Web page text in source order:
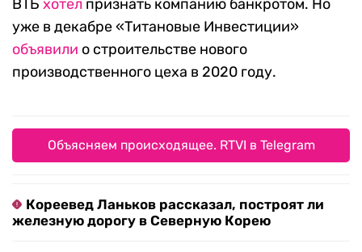
ВТБ хотел признать компанию банкротом. Но
уже в декабре «Титановые Инвестиции»
объявили о строительстве нового
производственного цеха в 2020 году.
Объясняем происходящее. RTVI в Telegram
Кореевед Ланьков рассказал, построят ли
железную дорогу в Северную Корею